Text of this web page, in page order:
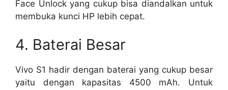
Face Unlock yang cukup bisa diandalkan untuk
membuka kunci HP lebih cepat.
4. Baterai Besar
Vivo S1 hadir dengan baterai yang cukup besar
yaitu dengan kapasitas 4500 mAh. Untuk